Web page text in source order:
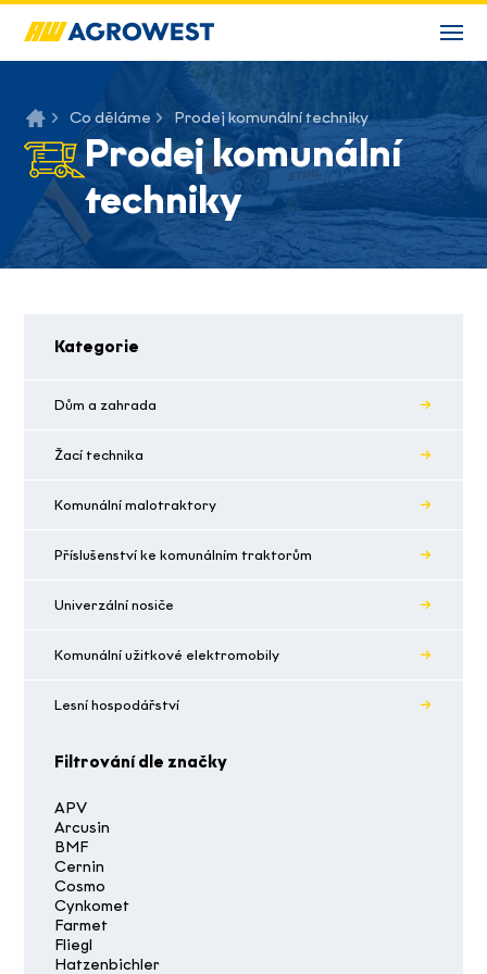
Co děláme Prodej komunální techniky
Prodej komunální
techniky
Kategorie
Dům a zahrada
Žací technika
Komunální malotraktory
Příslušenství ke komunálním traktorům
Univerzální nosiče
Komunální užitkové elektromobily
Lesní hospodářství
Filtrování dle značky
APV
Arcusin
BMF
Cernin
Cosmo
Cynkomet
Farmet
Fliegl
Hatzenbichler